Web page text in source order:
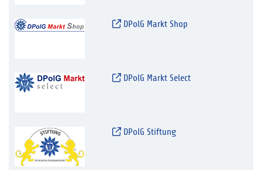
DPolG Markt Shop
DPolG Markt Select
DPolG Stiftung